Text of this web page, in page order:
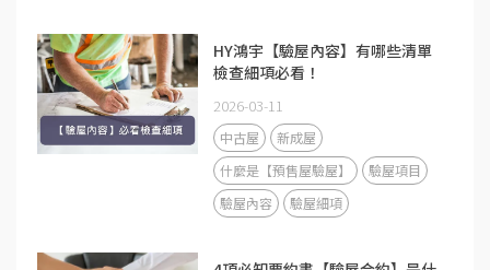
HY鴻宇【驗屋內容】有哪些清單
檢查細項必看！
2026-03-11
中古屋
新成屋
什麼是【預售屋驗屋】
驗屋項目
驗屋內容
驗屋細項